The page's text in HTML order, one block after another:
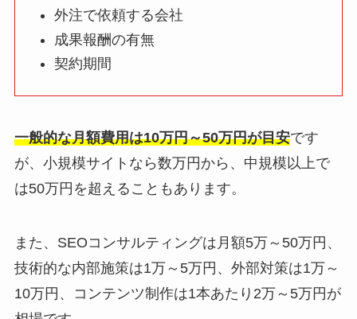
外注で依頼する会社
成果報酬の有無
契約期間
一般的な月額費用は10万円～50万円が目安です
が、小規模サイトなら数万円から、中規模以上で
は50万円を超えることもあります。
また、SEOコンサルティングは月額5万～50万円、
技術的な内部施策は1万～5万円、外部対策は1万～
10万円、コンテンツ制作は1本あたり2万～5万円が